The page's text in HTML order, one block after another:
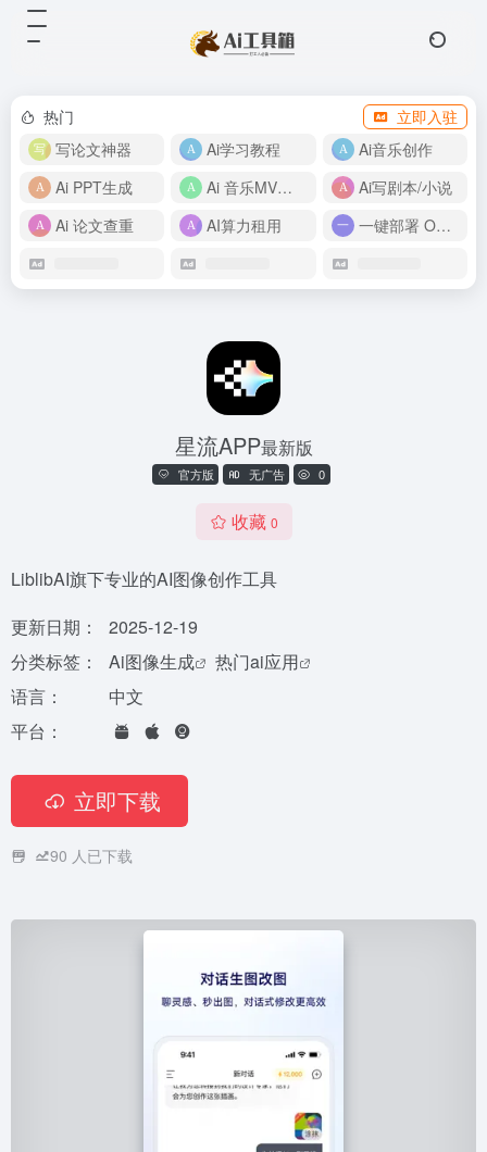
热门
立即入驻
写论文神器
Ai学习教程
Ai音乐创作
Ai PPT生成
Ai 音乐MV制作
Ai写剧本/小说
Ai 论文查重
AI算力租用 一键部署 OpenClaw
星流APP最新版
官方版 无广告 0
收藏 0
LiblibAI旗下专业的AI图像创作工具
更新日期：
2025-12-19
分类标签：
Ai图像生成
热门ai应用
语言：
中文
平台：
立即下载
90 人已下载